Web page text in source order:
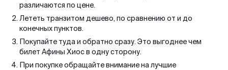
различаются по цене.
Лететь транзитом дешево, по сравнению от и до
конечных пунктов.
Покупайте туда и обратно сразу. Это выгоднее чем
билет Афины Хиос в одну сторону.
При покупке обращайте внимание на лучшие